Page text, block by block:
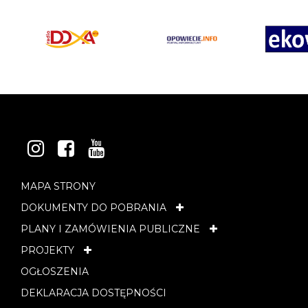
INSTAGRAM
FACEBOOK
YOUTUBE
MAPA STRONY
DOKUMENTY DO POBRANIA
PLANY I ZAMÓWIENIA PUBLICZNE
PROJEKTY
OGŁOSZENIA
DEKLARACJA DOSTĘPNOŚCI